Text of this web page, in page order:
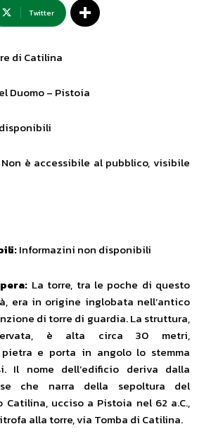
Twitter
di Catilina
Duomo – Pistoia
Non è accessibile al pubblico, visibile
Informazini non disponibili
La torre, tra le poche di questo
era in origine inglobata nell’antico
di torre di guardia. La struttura,
è alta circa 30 metri,
e porta in angolo lo stemma
Il nome dell’edificio deriva dalla
che narra della sepoltura del
ucciso a Pistoia nel 62 a.C.,
alla torre, via Tomba di Catilina.